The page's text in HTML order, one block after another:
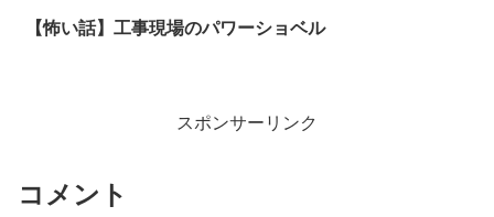
【怖い話】工事現場のパワーショベル
スポンサーリンク
コメント